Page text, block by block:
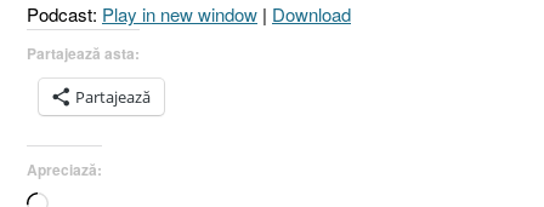
Podcast: Play in new window | Download
Partajează asta:
Partajează
Apreciază: